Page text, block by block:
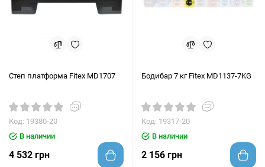
Степ платформа Fitex MD1707
Код: 19380-20
В наличии
4 532 грн
Бодибар 7 кг Fitex MD1137-7KG
Код: 19317-20
В наличии
2 156 грн